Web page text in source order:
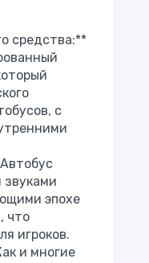
средства:**
с
эпохе
что
игроков.
и многие